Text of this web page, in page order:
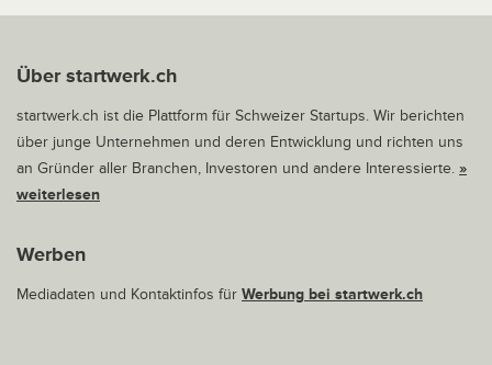
Über startwerk.ch
startwerk.ch ist die Plattform für Schweizer Startups. Wir berichten
über junge Unternehmen und deren Entwicklung und richten uns
an Gründer aller Branchen, Investoren und andere Interessierte. »
weiterlesen
Werben
Mediadaten und Kontaktinfos für Werbung bei startwerk.ch